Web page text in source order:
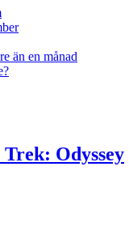
än en månad
Odyssey